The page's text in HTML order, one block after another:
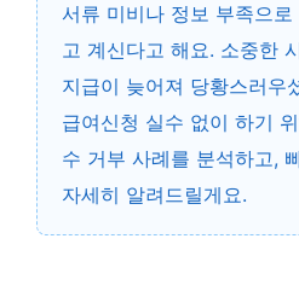
서류 미비나 정보 부족으
고 계신다고 해요. 소중한
지급이 늦어져 당황스러우
급여신청 실수 없이 하기
수 거부 사례를 분석하고,
자세히 알려드릴게요.